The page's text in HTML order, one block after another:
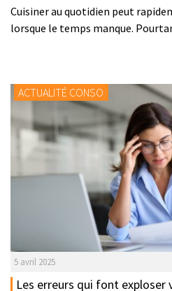
Cuisiner au quotidien peut
lorsque le temps manque.
ACTUALITÉ CONSO
5 avril 2025
Les erreurs qui font exploser